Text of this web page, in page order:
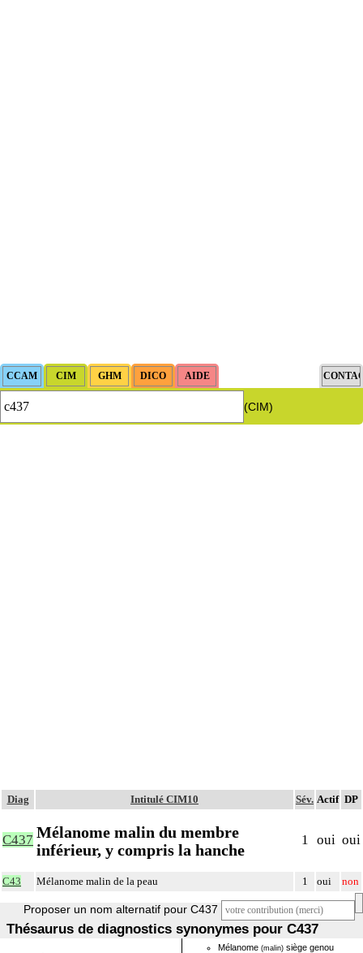
(CIM)
Diag Intitulé CIM10 Sév. Actif DP
C437 Mélanome malin du membre
inférieur, y compris la hanche
1 oui oui
C43 Mélanome malin de la peau 1 oui non
Proposer un nom alternatif pour C437
Thésaurus de diagnostics synonymes pour C437
Mélanome (malin) siège genou